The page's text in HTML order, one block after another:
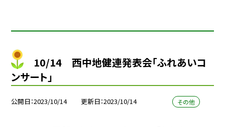
10/14 西中地健連発表会「ふれあいコ
ンサート」
公開日 2023/10/14 更新日 2023/10/14 その他